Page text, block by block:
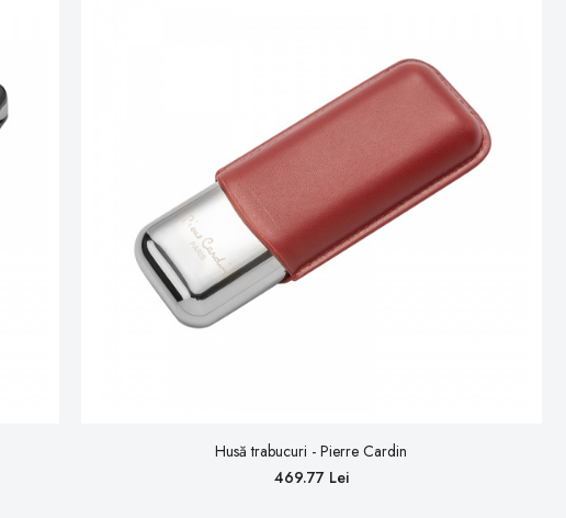
Husă trabucuri - Pierre Cardin
469.77 Lei